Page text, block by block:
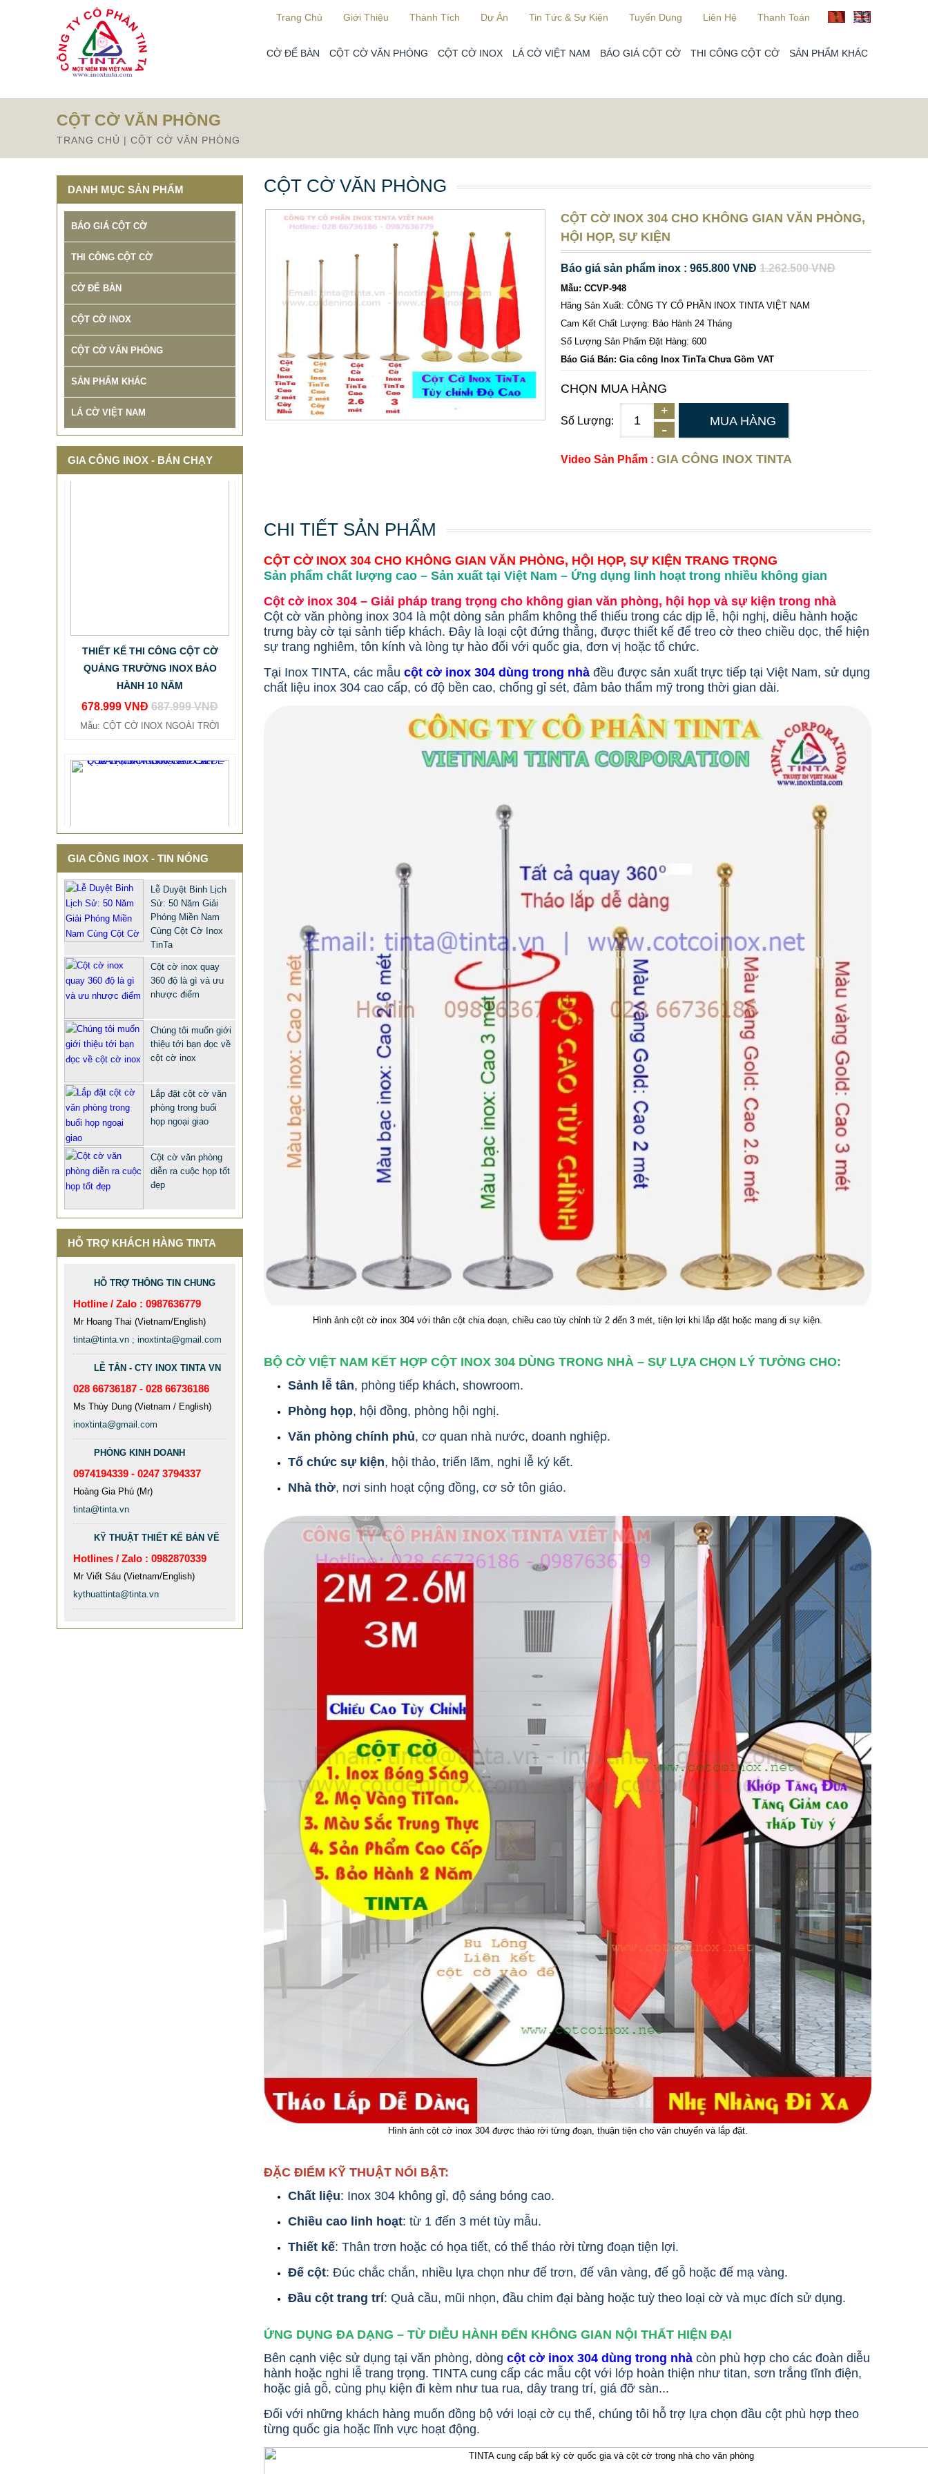
Trang Chủ Giới Thiệu Thành Tích Dự Án Tin Tức & Sự Kiện Tuyển Dụng Liên Hệ Thanh Toán
CỜ ĐỂ BÀN CỘT CỜ VĂN PHÒNG CỘT CỜ INOX LÁ CỜ VIỆT NAM BÁO GIÁ CỘT CỜ THI CÔNG CỘT CỜ SẢN PHẨM KHÁC
Từ mục này trở xuống là mã nguồn Zalo
CỘT CỜ VĂN PHÒNG
TRANG CHỦ | CỘT CỜ VĂN PHÒNG
CỘT CỜ VĂN PHÒNG
CỘT CỜ INOX 304 CHO KHÔNG GIAN VĂN PHÒNG,
HỘI HỌP, SỰ KIỆN
Báo giá sản phẩm inox : 965.800 VNĐ 1.262.500 VNĐ
Mẫu: CCVP-948
Hãng Sản Xuất: CÔNG TY CỔ PHẦN INOX TINTA VIỆT NAM
Cam Kết Chất Lượng: Bảo Hành 24 Tháng
Số Lượng Sản Phẩm Đặt Hàng: 600
Báo Giá Bán: Gia công Inox TinTa Chưa Gồm VAT
CHỌN MUA HÀNG
Số Lượng: MUA HÀNG
Video Sản Phẩm : GIA CÔNG INOX TINTA
CHI TIẾT SẢN PHẨM
CỘT CỜ INOX 304 CHO KHÔNG GIAN VĂN PHÒNG, HỘI HỌP, SỰ KIỆN TRANG TRỌNG
Sản phẩm chất lượng cao – Sản xuất tại Việt Nam – Ứng dụng linh hoạt trong nhiều không gian
Cột cờ inox 304 – Giải pháp trang trọng cho không gian văn phòng, hội họp và sự kiện trong nhà
Cột cờ văn phòng inox 304 là một dòng sản phẩm không thể thiếu trong các dịp lễ, hội nghị, diễu hành hoặc
trưng bày cờ tại sảnh tiếp khách. Đây là loại cột đứng thẳng, được thiết kế để treo cờ theo chiều dọc, thể hiện
sự trang nghiêm, tôn kính và lòng tự hào đối với quốc gia, đơn vị hoặc tổ chức.
Tại Inox TINTA, các mẫu cột cờ inox 304 dùng trong nhà đều được sản xuất trực tiếp tại Việt Nam, sử dụng
chất liệu inox 304 cao cấp, có độ bền cao, chống gỉ sét, đảm bảo thẩm mỹ trong thời gian dài.
Hình ảnh cột cờ inox 304 với thân cột chia đoạn, chiều cao tùy chỉnh từ 2 đến 3 mét, tiện lợi khi lắp đặt hoặc mang đi sự kiện.
BỘ CỜ VIỆT NAM KẾT HỢP CỘT INOX 304 DÙNG TRONG NHÀ – SỰ LỰA CHỌN LÝ TƯỞNG CHO:
Sảnh lễ tân, phòng tiếp khách, showroom.
Phòng họp, hội đồng, phòng hội nghị.
Văn phòng chính phủ, cơ quan nhà nước, doanh nghiệp.
Tổ chức sự kiện, hội thảo, triển lãm, nghi lễ ký kết.
Nhà thờ, nơi sinh hoạt cộng đồng, cơ sở tôn giáo.
Hình ảnh cột cờ inox 304 được tháo rời từng đoạn, thuận tiện cho vận chuyển và lắp đặt.
ĐẶC ĐIỂM KỸ THUẬT NỔI BẬT:
Chất liệu: Inox 304 không gỉ, độ sáng bóng cao.
Chiều cao linh hoạt: từ 1 đến 3 mét tùy mẫu.
Thiết kế: Thân trơn hoặc có họa tiết, có thể tháo rời từng đoạn tiện lợi.
Đế cột: Đúc chắc chắn, nhiều lựa chọn như đế trơn, đế vân vàng, đế gỗ hoặc đế mạ vàng.
Đầu cột trang trí: Quả cầu, mũi nhọn, đầu chim đại bàng hoặc tuỳ theo loại cờ và mục đích sử dụng.
ỨNG DỤNG ĐA DẠNG – TỪ DIỄU HÀNH ĐẾN KHÔNG GIAN NỘI THẤT HIỆN ĐẠI
Bên cạnh việc sử dụng tại văn phòng, dòng cột cờ inox 304 dùng trong nhà còn phù hợp cho các đoàn diễu
hành hoặc nghi lễ trang trọng. TINTA cung cấp các mẫu cột với lớp hoàn thiện như titan, sơn trắng tĩnh điện,
hoặc giả gỗ, cùng phụ kiện đi kèm như tua rua, dây trang trí, giá đỡ sàn...
Đối với những khách hàng muốn đồng bộ với loại cờ cụ thể, chúng tôi hỗ trợ lựa chọn đầu cột phù hợp theo
từng quốc gia hoặc lĩnh vực hoạt động.
DANH MỤC SẢN PHẨM
BÁO GIÁ CỘT CỜ
THI CÔNG CỘT CỜ
CỜ ĐỂ BÀN
CỘT CỜ INOX
CỘT CỜ VĂN PHÒNG
SẢN PHẨM KHÁC
LÁ CỜ VIỆT NAM
GIA CÔNG INOX - BÁN CHẠY
HÀNH 10 NĂM
678.999 VNĐ687.999 VNĐ
Mẫu: CỘT CỜ INOX NGOÀI TRỜI
ĐỘC LẠ, SANG TRỌNG - CỜ ĐỂ
BÀN & HỘP BÚT CAO CẤP
Mẫu: QUA TANG Y NGHIA CHO SEP
MẪU XE ĐẨY INOX ĐẸP GIÁ RẺ -
XE ĐẨY HÀNH LÝ SÂN BAY TẠI
TPHCM THƯƠNG HIỆU TINTA
9.577.900 VNĐ
GIA CÔNG INOX - TIN NÓNG
Lễ Duyệt Binh Lịch
Sử: 50 Năm Giải
Phóng Miền Nam
Cùng Cột Cờ Inox
TinTa
Cột cờ inox quay
360 độ là gì và ưu
nhược điểm
Chúng tôi muốn giới
thiệu tới bạn đọc về
cột cờ inox
Lắp đặt cột cờ văn
phòng trong buổi
họp ngoại giao
Cột cờ văn phòng
diễn ra cuộc họp tốt
đẹp
HỖ TRỢ KHÁCH HÀNG TINTA
HỖ TRỢ THÔNG TIN CHUNG
Hotline / Zalo : 0987636779
Mr Hoang Thai (Vietnam/English)
tinta@tinta.vn ; inoxtinta@gmail.com
LỄ TÂN - CTY INOX TINTA VN
028 66736187 - 028 66736186
Ms Thùy Dung (Vietnam / English)
inoxtinta@gmail.com
PHÒNG KINH DOANH
0974194339 - 0247 3794337
Hoàng Gia Phú (Mr)
tinta@tinta.vn
KỸ THUẬT THIẾT KẾ BẢN VẼ
Hotlines / Zalo : 0982870339
Mr Viết Sáu (Vietnam/English)
kythuattinta@tinta.vn